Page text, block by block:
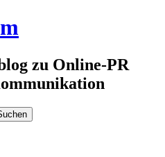
zu Online-PR